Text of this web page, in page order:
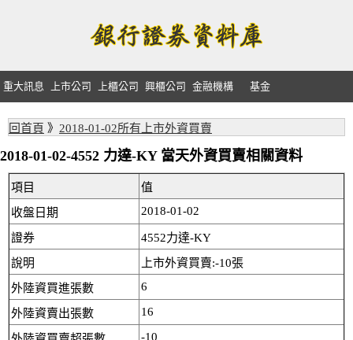
重大訊息 上市公司 上櫃公司 興櫃公司 金融機構 基金
回首頁 》 2018-01-02所有上市外資買賣
2018-01-02-4552 力達-KY 當天外資買賣相關資料
項目
值
收盤日期
2018-01-02
證券
4552力達-KY
說明
上市外資買賣:-10張
外陸資買進張數
6
外陸資賣出張數 16
-10